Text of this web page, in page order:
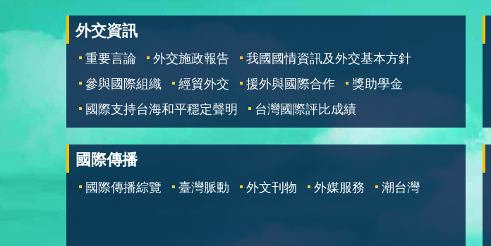
外交資訊
重要言論 外交施政報告
我國國情資訊及外交基本方針
參與國際組織
經貿外交 援外與國際合作
獎助學金
國際支持台海和平穩定聲明
台灣國際評比成績
國際傳播
國際傳播綜覽 臺灣脈動 外文刊物 外媒服務 潮台灣